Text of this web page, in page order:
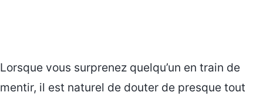
Lorsque vous surprenez quelqu’un en train de
mentir, il est naturel de douter de presque tout